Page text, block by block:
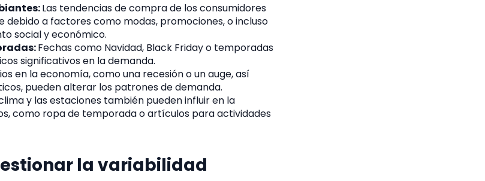
Las tendencias de compra de los consumidores
a factores como modas, promociones, o incluso
social y económico.
Fechas como Navidad, Black Friday o temporadas
significativos en la demanda.
en la economía, como una recesión o un auge, así
pueden alterar los patrones de demanda.
y las estaciones también pueden influir en la
como ropa de temporada o artículos para actividades
la variabilidad